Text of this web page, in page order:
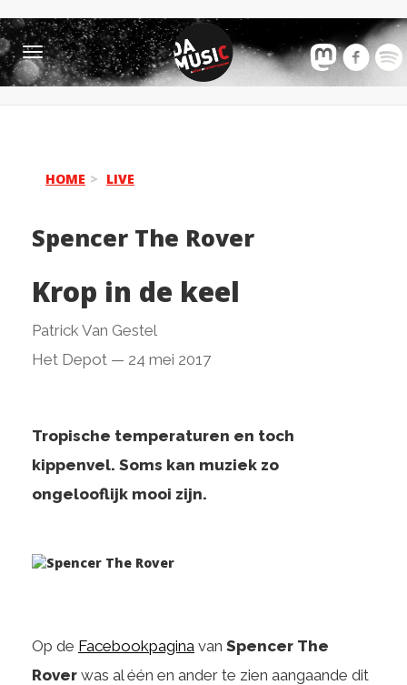
Toggle
navigation
HOME LIVE
Spencer The Rover
Krop in de keel
Patrick Van Gestel
Het Depot — 24 mei 2017
Tropische temperaturen en toch
kippenvel. Soms kan muziek zo
ongelooflijk mooi zijn.
Op de Facebookpagina van Spencer The
Rover was al één en ander te zien aangaande dit